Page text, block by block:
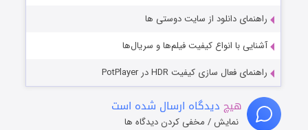
راهنمای دانلود از سایت دوستی ها
آشنایی با انواع کیفیت فیلم‌ها و سریال‌ها
راهنمای فعال سازی کیفیت HDR در PotPlayer
هیچ دیدگاه ارسال شده است
نمایش / مخفی کردن دیدگاه ها